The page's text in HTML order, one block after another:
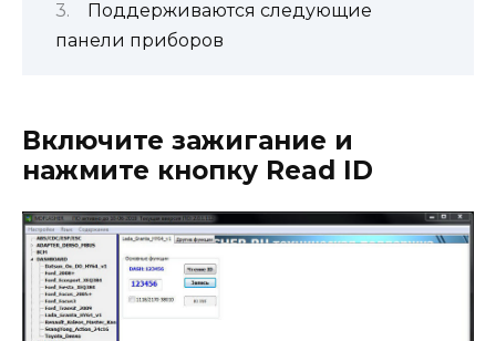
Поддерживаются следующие
панели приборов
Включите зажигание и
нажмите кнопку Read ID